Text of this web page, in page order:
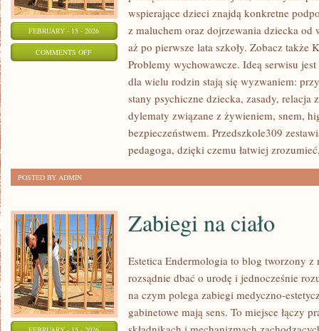
FEBRUARY - 15 - 2026
COMMENTS OFFON
SPECJALNA
INTEGRACYJNA
wspierające dzieci znajdą konkretne
z maluchem oraz dojrzewania dziecka od
aż po pierwsze lata szkoły. Zobacz także
Problemy wychowawcze. Ideą serwisu
dla wielu rodzin stają się wyzwaniem:
stany psychiczne dziecka, zasady, relacja
dylematy związane z żywieniem, snem,
bezpieczeństwem. Przedszkole309
pedagoga, dzięki czemu łatwiej
POSTED BY ADMIN
Zabiegi na ciało
Estetica Endermologia to blog tworzony z
rozsądnie dbać o urodę i jednocześnie
na czym polega zabiegi medyczno-
gabinetowe mają sens. To miejsce łączy